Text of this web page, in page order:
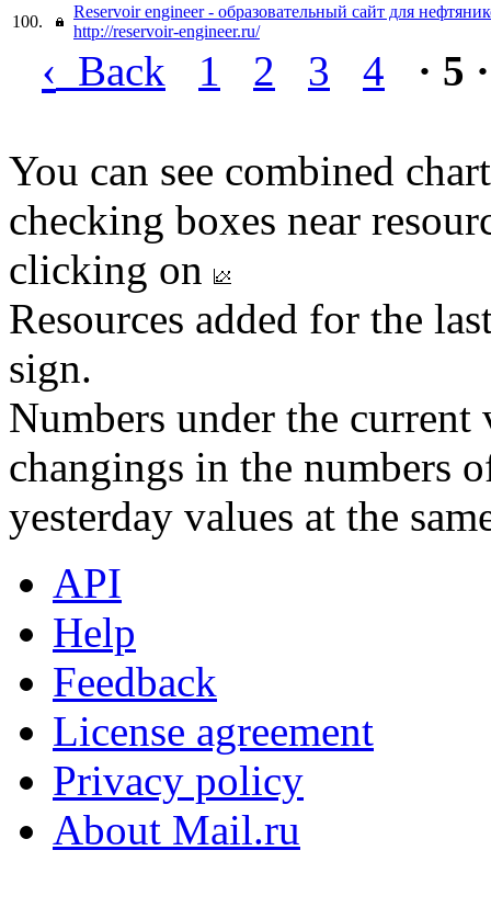
100.
Reservoir engineer - образовательный сайт для
http://reservoir-engineer.ru/
‹ Back 1 2 3 4 · 5 ·
You can see combined
checking boxes near
clicking on
Resources added for the
sign.
Numbers under the
changings in the numbers
yesterday values at the
API
Help
Feedback
License agreement
Privacy policy
About Mail.ru